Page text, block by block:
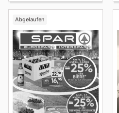
Abgelaufen